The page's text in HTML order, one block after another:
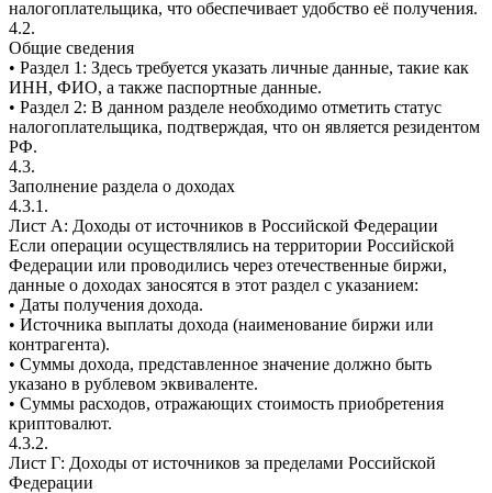
налогоплательщика, что обеспечивает удобство её получения.
4.2.
Общие сведения
• Раздел 1: Здесь требуется указать личные данные, такие как
ИНН, ФИО, а также паспортные данные.
• Раздел 2: В данном разделе необходимо отметить статус
налогоплательщика, подтверждая, что он является резидентом
РФ.
4.3.
Заполнение раздела о доходах
4.3.1.
Лист А: Доходы от источников в Российской Федерации
Если операции осуществлялись на территории Российской
Федерации или проводились через отечественные биржи,
данные о доходах заносятся в этот раздел с указанием:
• Даты получения дохода.
• Источника выплаты дохода (наименование биржи или
контрагента).
• Суммы дохода, представленное значение должно быть
указано в рублевом эквиваленте.
• Суммы расходов, отражающих стоимость приобретения
криптовалют.
4.3.2.
Лист Г: Доходы от источников за пределами Российской
Федерации